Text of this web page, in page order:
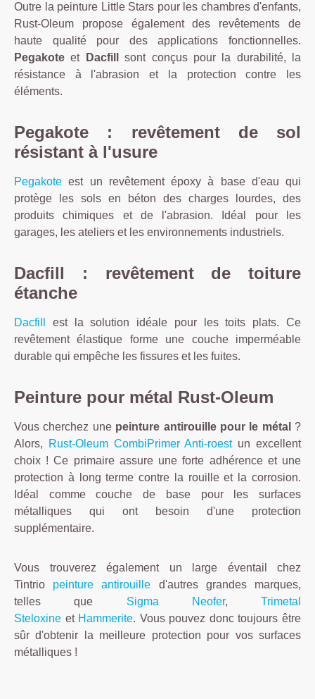
Outre la peinture Little Stars pour les chambres d'enfants,
Rust-Oleum propose également des revêtements de
haute qualité pour des applications fonctionnelles.
Pegakoteet Dacfill
sont conçus pour la durabilité, la
résistance à l'abrasion et la protection contre les
éléments.
Pegakote : revêtement de sol
résistant à l'usure
Pegakote est un revêtement époxy à base d'eau qui
protège les sols en béton des charges lourdes, des
produits chimiques et de l'abrasion. Idéal pour les
garages, les ateliers et les environnements industriels.
Dacfill : revêtement de toiture
étanche
Dacfill
est la solution idéale pour les toits plats. Ce
revêtement élastique forme une couche imperméable
durable qui empêche les fissures et les fuites.
Peinture pour métal Rust-Oleum
Vous cherchez une peinture antirouille pour le métal ?
Alors,
Rust-Oleum CombiPrimer Anti-roestun excellent
choix ! Ce primaire assure une forte adhérence et une
protection à long terme contre la rouille et la corrosion.
Idéal comme couche de base pour les surfaces
métalliques qui ont besoin d'une protection
supplémentaire.
Vous trouverez également un large éventail chez
Tintrio peinture antirouille d'autres grandes marques,
telles que Sigma Neofer, Trimetal
Steloxine et Hammerite. Vous pouvez donc toujours être
sûr d'obtenir la meilleure protection pour vos surfaces
métalliques !